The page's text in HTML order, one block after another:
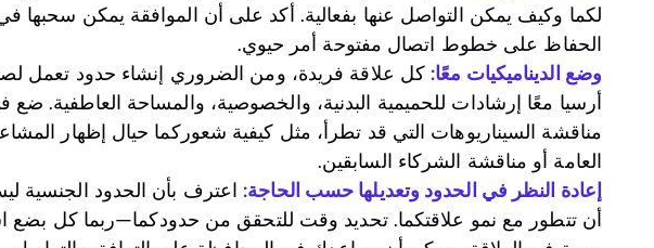
لكما وكيف يمكن التواصل عنها بفعالية. أكد على أن الموافقة يمكن سحبها
الحفاظ على خطوط اتصال مفتوحة أمر حيوي.
وضع الديناميكيات معًا:كل علاقة فريدة، ومن الضروري إنشاء حدود تعمل
أرسيا معًا إرشادات للحميمية البدنية، والخصوصية، والمساحة العاطفية. ضع
مناقشة السيناريوهات التي قد تطرأ، مثل كيفية شعوركما حيال إظهار
العامة أو مناقشة الشركاء السابقين.
إعادة النظر في الحدود وتعديلها حسب الحاجة:اعترف بأن الحدود الجنسية
أن تتطور مع نمو علاقتكما. تحديد وقت للتحقق من حدودكما—ربما كل بضع